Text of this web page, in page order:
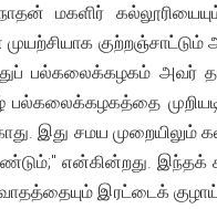
மகளிர்
பல்கலைக்கழகம்
இது சமய முறையிலும்
என்கின்றது. இந்தக்
இரட்டைக்